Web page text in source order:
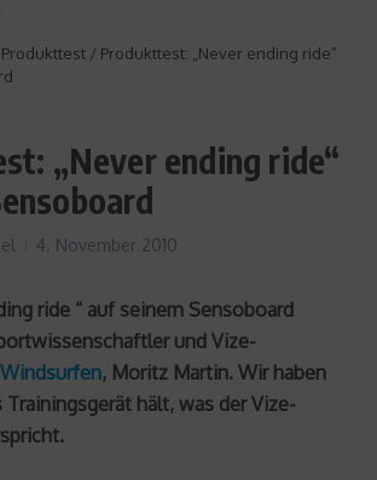
Produkttest / Produkttest: „Never ending ride“
„Never ending ride“
4. November 2010
ride “ auf seinem Sensoboard
und Vize-
Windsurfen, Moritz Martin. Wir haben
hält, was der Vize-